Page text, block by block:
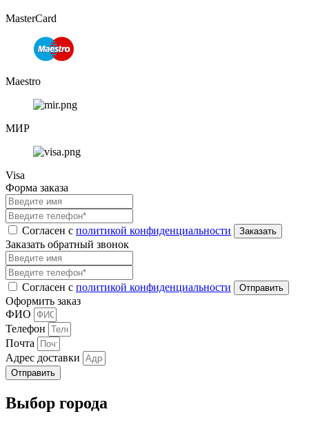
MasterCard
Maestro
МИР
Visa
Форма заказа
Согласен с политикой конфиденциальности
Заказать обратный звонок
Согласен с политикой конфиденциальности
Оформить заказ
ФИО
Телефон
Почта
Адрес доставки
Отправить
Выбор города